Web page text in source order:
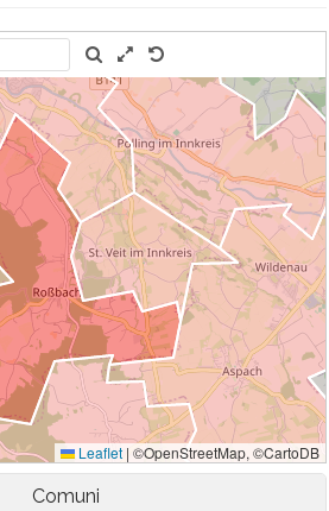
Comuni